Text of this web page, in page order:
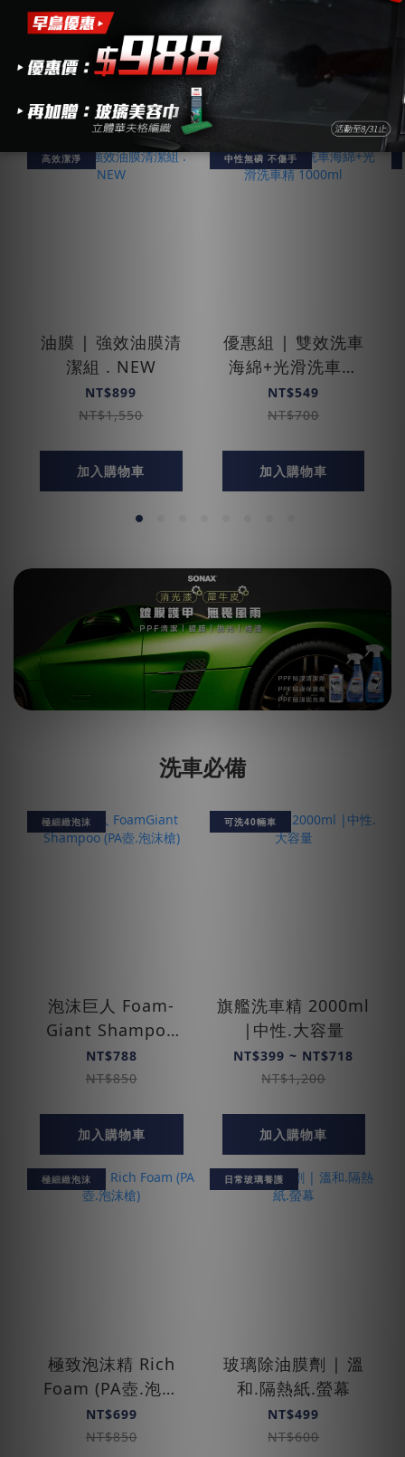
熱銷組合｜車體清潔｜護理
高效潔淨
油膜 | 強效油膜清
潔組 . NEW
NT$899
NT$1,550
加入購物車
中性無磷 不傷手
優惠組 | 雙效洗車
海綿+光滑洗車精
1000ml
NT$549
NT$700
加入購物車
洗車必備
極細緻泡沫
泡沫巨人 Foam­
Giant Shampoo
(PA壺.泡沫槍)
NT$788
NT$850
加入購物車
可洗40輛車
旗艦洗車精 2000ml
|中性.大容量
NT$399 ~ NT$718
NT$1,200
加入購物車
極細緻泡沫
極致泡沫精 Rich
Foam (PA壺.泡沫
槍)
NT$699
NT$850
日常玻璃養護
玻璃除油膜劑 | 溫
和.隔熱紙.螢幕
NT$499
NT$600